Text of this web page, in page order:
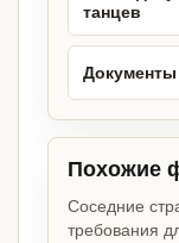
танцев
Похожие
Соседние
требования